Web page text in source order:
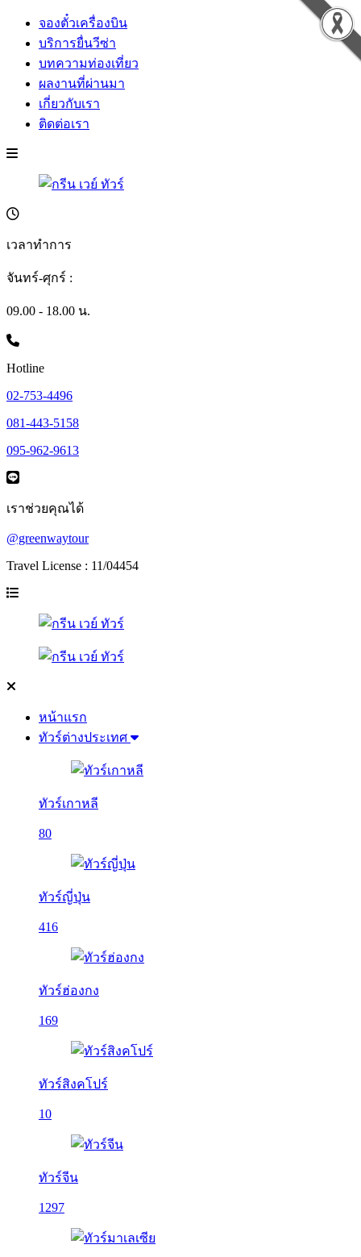
จองตั๋วเครื่องบิน
บริการยื่นวีซ่า
บทความท่องเที่ยว
ผลงานที่ผ่านมา
เกี่ยวกับเรา
ติดต่อเรา
เวลาทำการ
จันทร์-ศุกร์ :
09.00 - 18.00 น.
Hotline
02-753-4496
081-443-5158
095-962-9613
เราช่วยคุณได้
@greenwaytour
Travel License : 11/04454
หน้าแรก
ทัวร์ต่างประเทศ
ทัวร์เกาหลี
80
ทัวร์ญี่ปุ่น
416
ทัวร์ฮ่องกง
169
ทัวร์สิงคโปร์
10
ทัวร์จีน
1297